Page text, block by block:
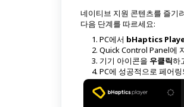
네이티브 지원 콘텐츠를 즐
다음 단계를 따르세요:
PC에서 bHaptics
Quick Control Panel에
기기 아이콘을 우클릭하
PC에 성공적으로 페어